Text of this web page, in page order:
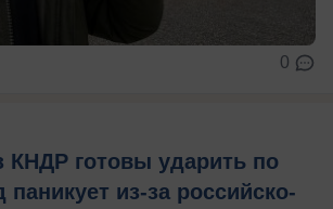
0
КНДР готовы ударить по
паникует из-за российско-